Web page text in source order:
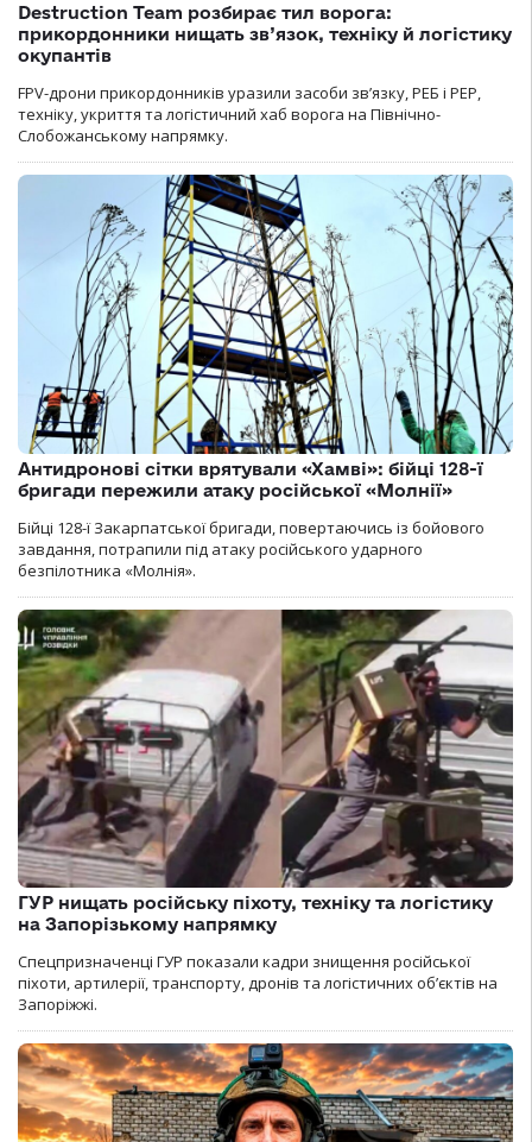
Destruction Team розбирає тил ворога:
прикордонники нищать зв’язок, техніку й логістику
окупантів
FPV-дрони прикордонників уразили засоби зв’язку, РЕБ і РЕР,
техніку, укриття та логістичний хаб ворога на Північно-
Слобожанському напрямку.
Антидронові сітки врятували «Хамві»: бійці 128-ї
бригади пережили атаку російської «Молнії»
Бійці 128-ї Закарпатської бригади, повертаючись із бойового
завдання, потрапили під атаку російського ударного
безпілотника «Молнія».
ГУР нищать російську піхоту, техніку та логістику
на Запорізькому напрямку
Спецпризначенці ГУР показали кадри знищення російської
піхоти, артилерії, транспорту, дронів та логістичних об’єктів на
Запоріжжі.